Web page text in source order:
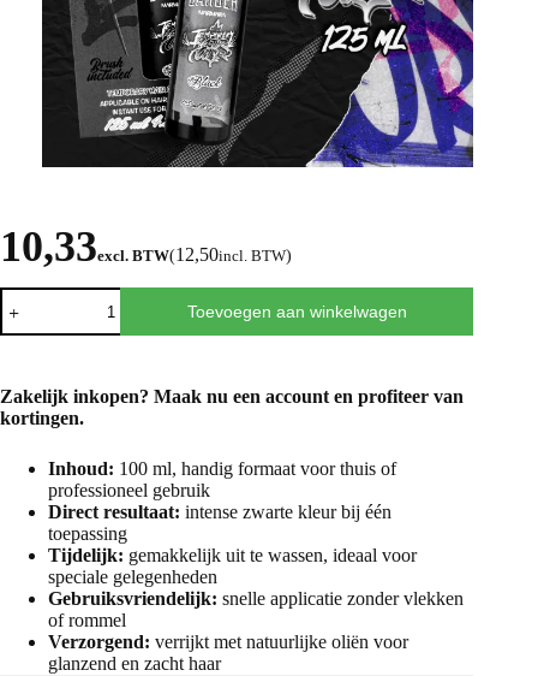
10,33excl. BTW(12,50incl. BTW)
Toevoegen aan winkelwagen
Zakelijk inkopen? Maak nu een account en profiteer van
kortingen.
Inhoud: 100 ml, handig formaat voor thuis of
professioneel gebruik
Direct resultaat: intense zwarte kleur bij één
toepassing
Tijdelijk: gemakkelijk uit te wassen, ideaal voor
speciale gelegenheden
Gebruiksvriendelijk: snelle applicatie zonder vlekken
of rommel
Verzorgend: verrijkt met natuurlijke oliën voor
glanzend en zacht haar